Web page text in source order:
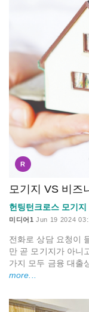
R
모기지 VS 비즈
헌팅턴크로스 모기지
미디어1 Jun 19 2024
전화로 상담 요청이
만 곧 모기지가 아니
가지 모두 금융 대출
more...